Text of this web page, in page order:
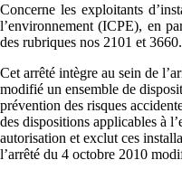
Concerne les exploitants
l’environnement (ICPE), en
des rubriques nos 2101 et 3660.
Cet arrêté intègre au sein de
modifié un ensemble de
prévention des risques
des dispositions applicables à
autorisation et exclut ces
l’arrêté du 4 octobre 2010